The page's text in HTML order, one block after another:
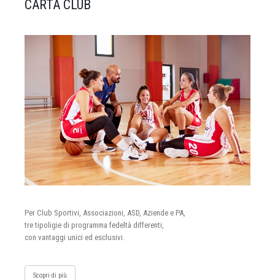
CARTA CLUB
Per Club Sportivi, Associazioni, ASD, Aziende e PA,
tre tipoligie di programma fedeltà differenti,
con vantaggi unici ed esclusivi.
Scopri di più